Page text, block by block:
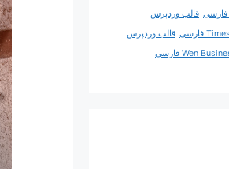
قالب وردپرس
قالب وردپرس